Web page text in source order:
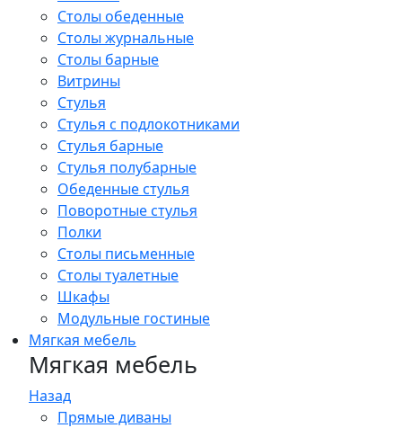
Столы обеденные
Столы журнальные
Столы барные
Витрины
Стулья
Стулья с подлокотниками
Стулья барные
Стулья полубарные
Обеденные стулья
Поворотные стулья
Полки
Столы письменные
Столы туалетные
Шкафы
Модульные гостиные
Мягкая мебель
Мягкая мебель
Назад
Прямые диваны